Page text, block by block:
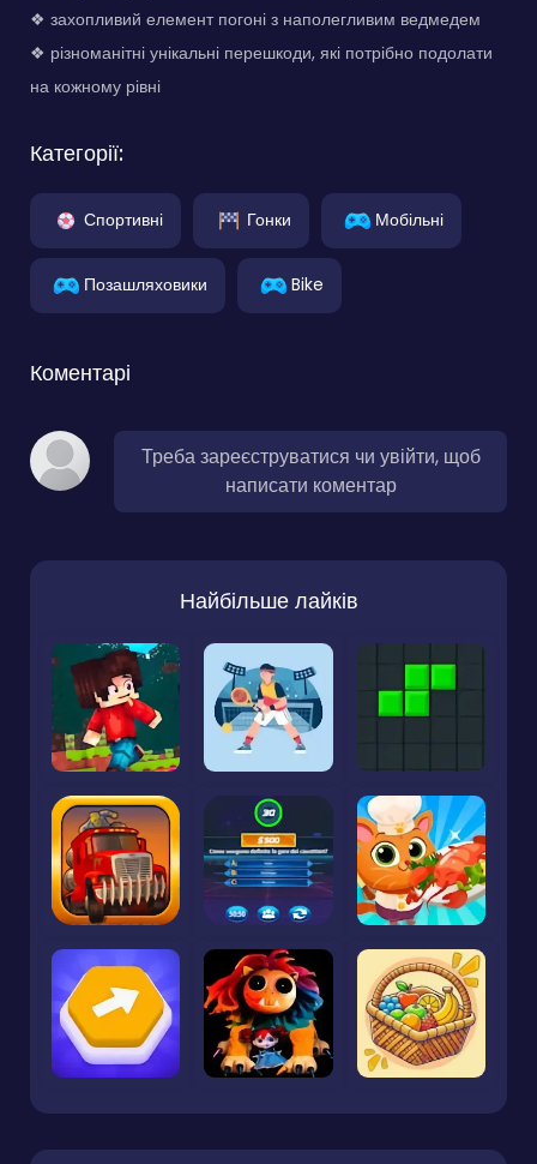
❖ захопливий елемент погоні з наполегливим ведмедем
❖ різноманітні унікальні перешкоди, які потрібно подолати
на кожному рівні
Категорії:
Спортивні Гонки Мобільні
Позашляховики Bike
Коментарі
Треба зареєструватися чи увійти, щоб
написати коментар
Найбільше лайків